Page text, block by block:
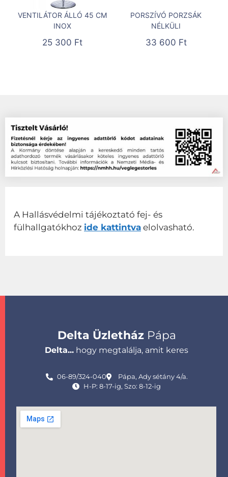
VENTILÁTOR ÁLLÓ 45 CM
INOX
25 300 Ft
PORSZÍVÓ PORZSÁK
NÉLKÜLI
33 600 Ft
A Hallásvédelmi tájékoztató fej- és
fülhallgatókhoz ide kattintva elolvasható.
Delta ÜzletházPápa
Delta... hogy megtalálja, amit keres
06-89/324-040
Pápa, Ady sétány 4/a.
H-P: 8-17-ig, Szo: 8-12-ig